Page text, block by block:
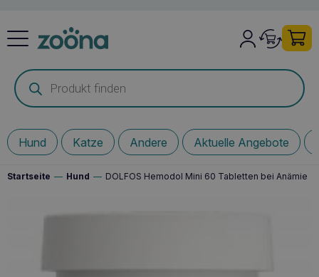
Products
search
Hund Katze Andere Aktuelle Angebote
Startseite — Hund — DOLFOS Hemodol Mini 60 Tabletten bei Anämie